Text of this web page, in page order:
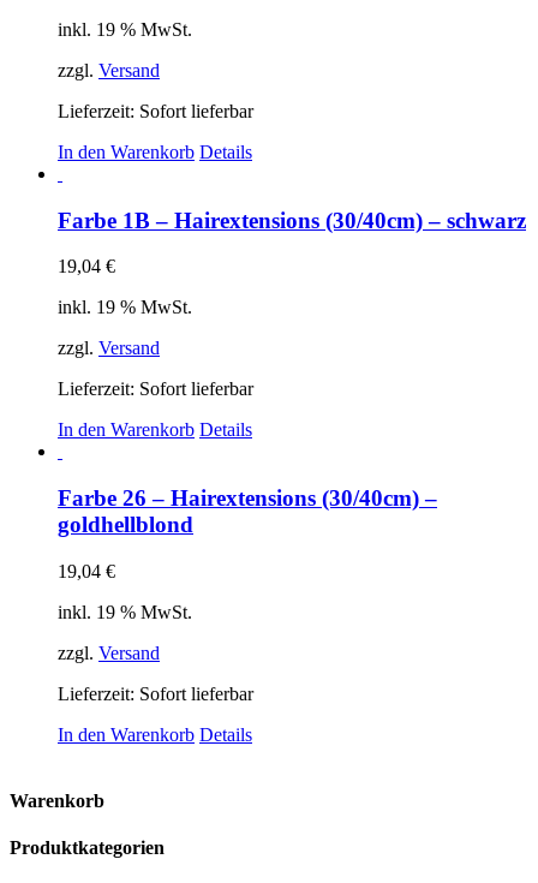
inkl. 19 % MwSt.
zzgl. Versand
Lieferzeit: Sofort lieferbar
In den Warenkorb Details
Farbe 1B – Hairextensions (30/40cm) – schwarz
19,04 €
inkl. 19 % MwSt.
zzgl. Versand
Lieferzeit: Sofort lieferbar
In den Warenkorb Details
Farbe 26 – Hairextensions (30/40cm) –
goldhellblond
19,04 €
inkl. 19 % MwSt.
zzgl. Versand
Lieferzeit: Sofort lieferbar
In den Warenkorb Details
Warenkorb
Produktkategorien